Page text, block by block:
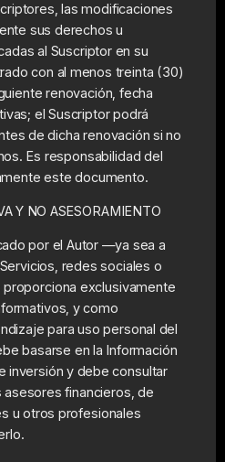
las modificaciones
sus derechos u
al Suscriptor en su
con al menos treinta (30)
renovación, fecha
el Suscriptor podrá
de dicha renovación si no
Es responsabilidad del
este documento.
Y NO ASESORAMIENTO
por el Autor —ya sea a
redes sociales o
exclusivamente
y como
para uso personal del
basarse en la Información
inversión y debe consultar
financieros, de
u otros profesionales